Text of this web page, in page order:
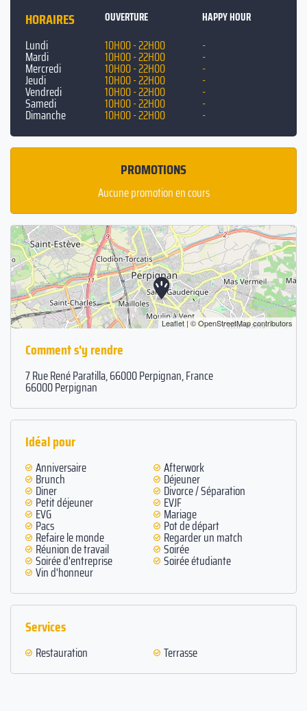
HORAIRES OUVERTURE HAPPY HOUR
Lundi 10H00 - 22H00 -
Mardi 10H00 - 22H00 -
Mercredi 10H00 - 22H00 -
Jeudi 10H00 - 22H00 -
Vendredi 10H00 - 22H00 -
Samedi 10H00 - 22H00 -
Dimanche 10H00 - 22H00 -
PROMOTIONS
Aucune promotion en cours
Leaflet| ©OpenStreetMapcontributors
Comment s'y rendre
7 Rue René Paratilla, 66000 Perpignan, France
66000 Perpignan
Idéal pour
Anniversaire Afterwork
Brunch Déjeuner
Diner Divorce / Séparation
Petit déjeuner EVJF
EVG Mariage
Pacs Pot de départ
Refaire le monde Regarder un match
Réunion de travail Soirée
Soirée d'entreprise Soirée étudiante
Vin d'honneur
Services
Restauration Terrasse